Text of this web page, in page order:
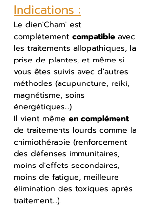
Indications :
Le dien'Cham' est
complètement compatible avec
les traitements allopathiques, la
prise de plantes, et même si
vous êtes suivis avec d'autres
méthodes (acupuncture, reiki,
magnétisme, soins
énergétiques...)
Il vient même en complément
de traitements lourds comme la
chimiothérapie (renforcement
des défenses immunitaires,
moins d'effets secondaires,
moins de fatigue, meilleure
élimination des toxiques après
traitement...).